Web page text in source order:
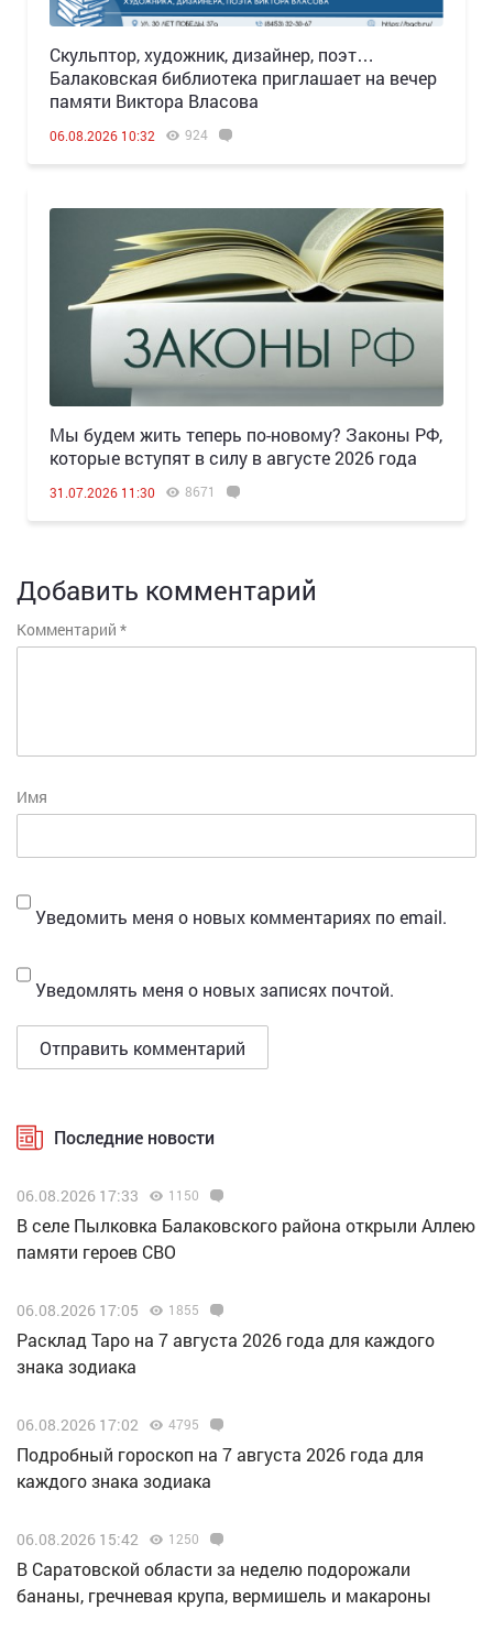
Скульптор, художник, дизайнер, поэт…
Балаковская библиотека приглашает на вечер
памяти Виктора Власова
06.08.2026 10:32 924
Мы будем жить теперь по-новому? Законы РФ,
которые вступят в силу в августе 2026 года
31.07.2026 11:30 8671
Добавить комментарий
Комментарий *
Имя
Уведомить меня о новых комментариях по email.
Уведомлять меня о новых записях почтой.
Последние новости
06.08.2026 17:33 1150
В селе Пылковка Балаковского района открыли Аллею
памяти героев СВО
06.08.2026 17:05 1855
Расклад Таро на 7 августа 2026 года для каждого
знака зодиака
06.08.2026 17:02 4795
Подробный гороскоп на 7 августа 2026 года для
каждого знака зодиака
06.08.2026 15:42 1250
В Саратовской области за неделю подорожали
бананы, гречневая крупа, вермишель и макароны